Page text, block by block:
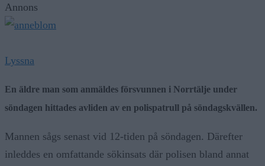
Annons
Lyssna
En äldre man som anmäldes försvunnen i Norrtälje under
söndagen hittades avliden av en polispatrull på söndagskvällen.
Mannen sågs senast vid 12-tiden på söndagen. Därefter
inleddes en omfattande sökinsats där polisen bland annat